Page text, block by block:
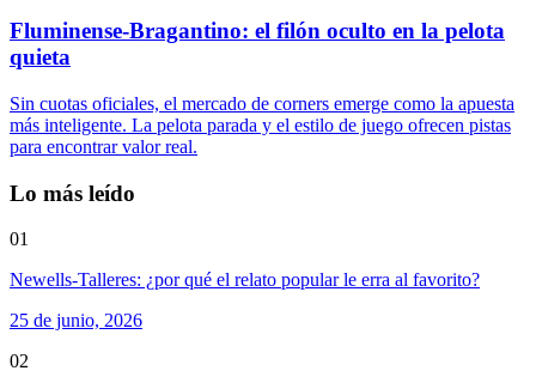
Fluminense-Bragantino: el filón oculto en la pelota
quieta
Sin cuotas oficiales, el mercado de corners emerge como la apuesta
más inteligente. La pelota parada y el estilo de juego ofrecen pistas
para encontrar valor real.
Lo más leído
01
Newells-Talleres: ¿por qué el relato popular le erra al favorito?
25 de junio, 2026
02